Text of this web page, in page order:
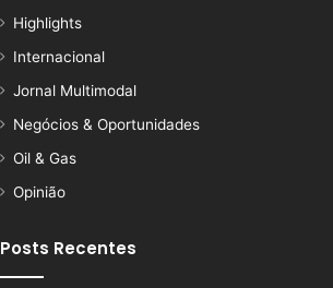
Highlights
Internacional
Jornal Multimodal
Negócios & Oportunidades
Oil & Gas
Opinião
Posts Recentes